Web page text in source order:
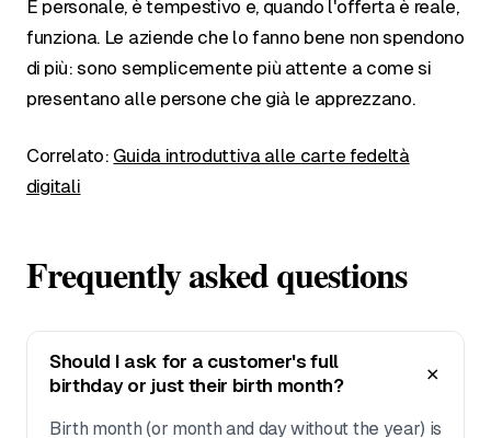
È personale, è tempestivo e, quando l'offerta è reale,
funziona. Le aziende che lo fanno bene non spendono
di più: sono semplicemente più attente a come si
presentano alle persone che già le apprezzano.
Correlato: Guida introduttiva alle carte fedeltà
digitali
Frequently asked questions
Should I ask for a customer's full
birthday or just their birth month?
Birth month (or month and day without the year) is